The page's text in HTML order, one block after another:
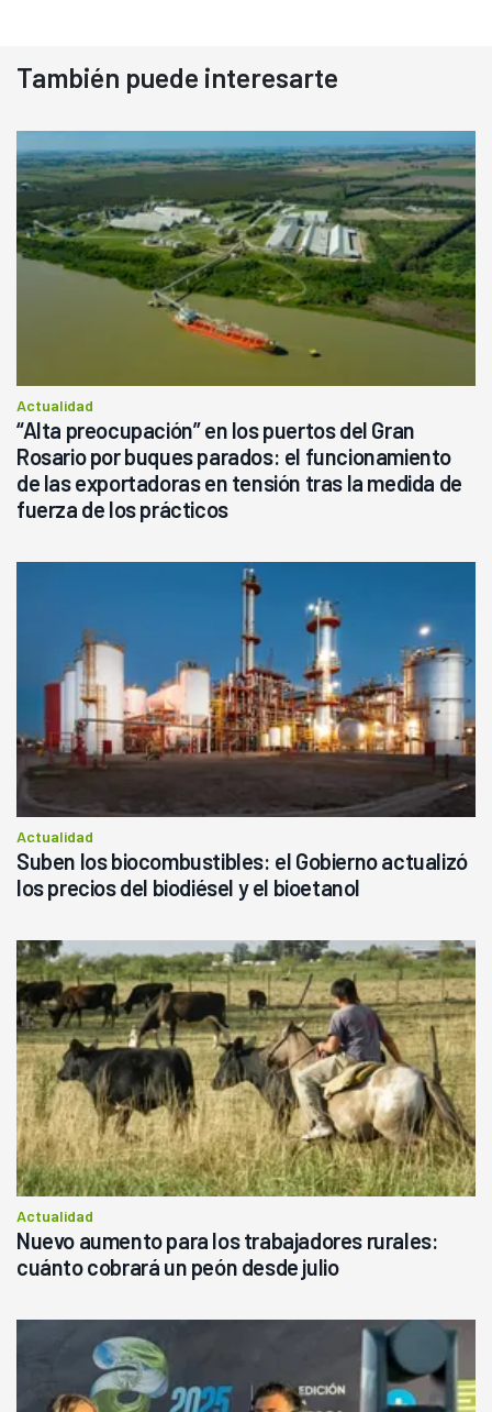
También puede interesarte
Actualidad
“Alta preocupación” en los puertos del Gran
Rosario por buques parados: el funcionamiento
de las exportadoras en tensión tras la medida de
fuerza de los prácticos
Actualidad
Suben los biocombustibles: el Gobierno actualizó
los precios del biodiésel y el bioetanol
Actualidad
Nuevo aumento para los trabajadores rurales:
cuánto cobrará un peón desde julio